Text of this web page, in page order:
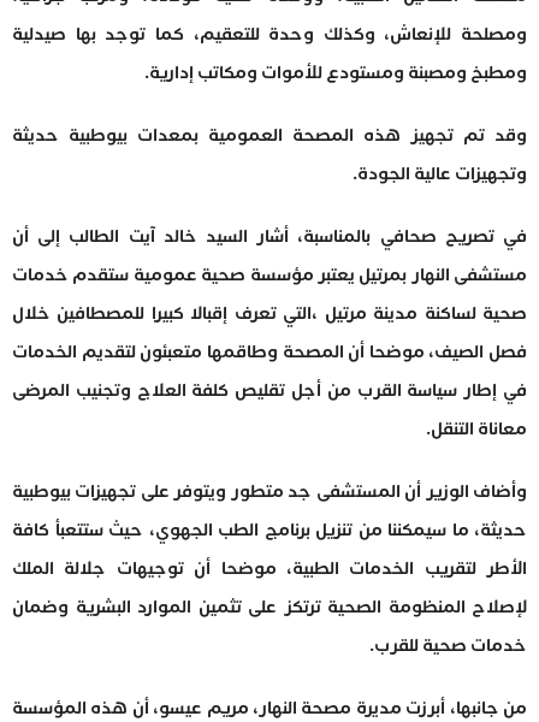
ومصلحة للإنعاش، وكذلك وحدة للتعقيم، كما توجد بها صيدلية
ومطبخ ومصبنة ومستودع للأموات ومكاتب إدارية.
وقد تم تجهيز هذه المصحة العمومية بمعدات بيوطبية حديثة
وتجهيزات عالية الجودة.
في تصريح صحافي بالمناسبة، أشار السيد خالد آيت الطالب إلى أن
مستشفى النهار بمرتيل يعتبر مؤسسة صحية عمومية ستقدم خدمات
صحية لساكنة مدينة مرتيل ،التي تعرف إقبالا كبيرا للمصطافين خلال
فصل الصيف، موضحا أن المصحة وطاقمها متعبئون لتقديم الخدمات
في إطار سياسة القرب من أجل تقليص كلفة العلاج وتجنيب المرضى
معاناة التنقل.
وأضاف الوزير أن المستشفى جد متطور ويتوفر على تجهيزات بيوطبية
حديثة، ما سيمكننا من تنزيل برنامج الطب الجهوي، حيث ستتعبأ كافة
الأطر لتقريب الخدمات الطبية، موضحا أن توجيهات جلالة الملك
لإصلاح المنظومة الصحية ترتكز على تثمين الموارد البشرية وضمان
خدمات صحية للقرب.
من جانبها، أبرزت مديرة مصحة النهار، مريم عيسو، أن هذه المؤسسة